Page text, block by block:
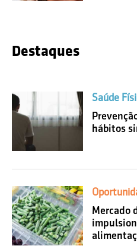
Destaques
Saúde
hábitos
Mercado